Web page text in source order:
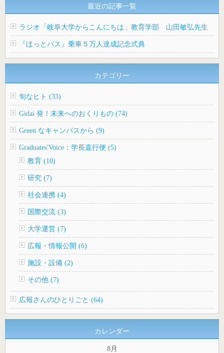
最近の記事一覧
ラジオ「岐阜大学からこんにちは」教育学部 山田敏弘先生
『ほっとバス』乗車５万人達成記念式典
カテゴリー
旬なヒト (33)
Gidai 発！未来へのおくりもの (74)
Green なキャンパスから (9)
Graduates'Voice：学長直行便 (5)
教育 (10)
研究 (7)
社会連携 (4)
国際交流 (3)
大学運営 (7)
広報・情報公開 (6)
施設・設備 (2)
その他 (7)
広報さんのひとりごと (64)
カレンダー
8月